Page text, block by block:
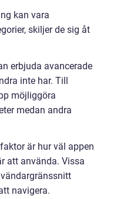
kan vara
skiljer de sig åt
erbjuda avancerade
inte har. Till
möjliggöra
medan andra
är hur väl appen
att använda. Vissa
navigera.